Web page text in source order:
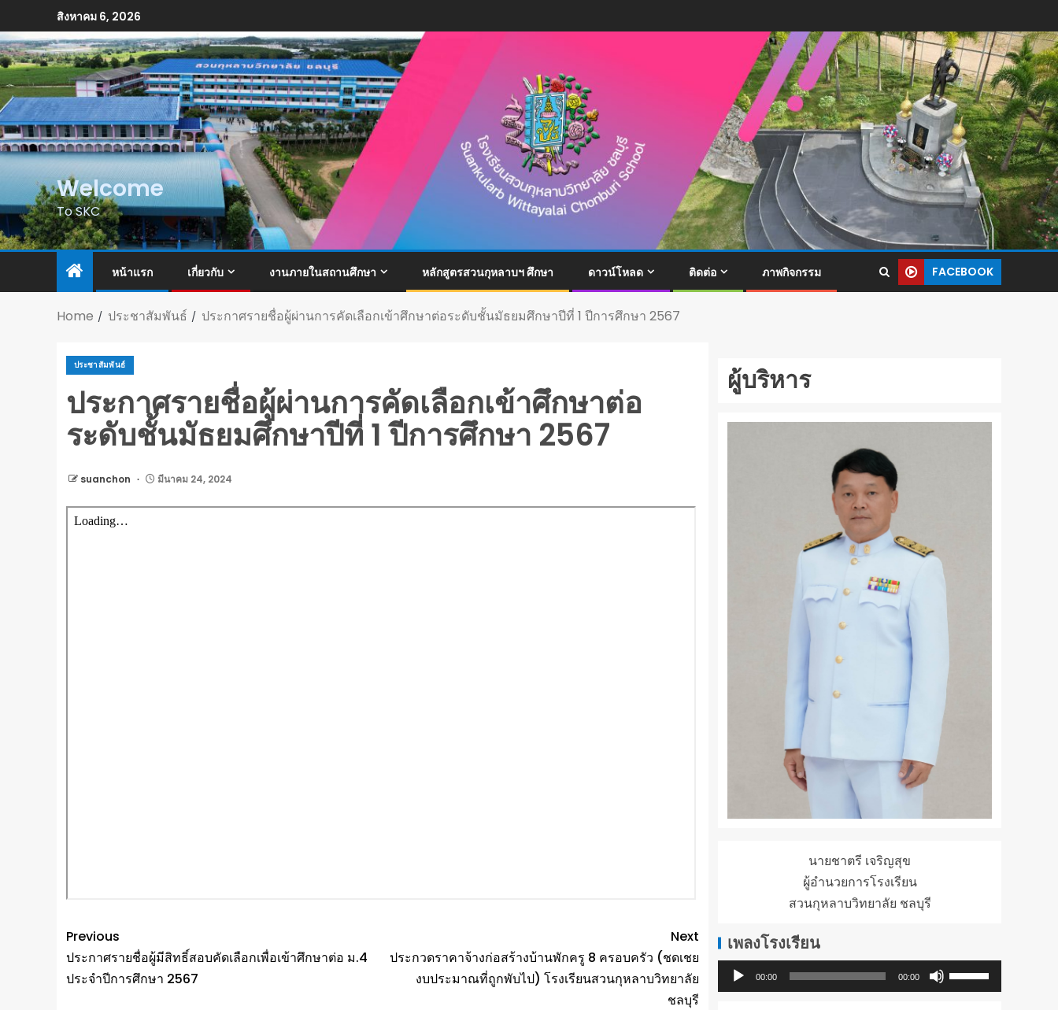
สิงหาคม 6, 2026
Welcome
To SKC
หน้าแรก เกี่ยวกับ งานภายในสถานศึกษา หลักสูตรสวนกุหลาบฯ ศึกษา ดาวน์โหลด ติดต่อ ภาพกิจกรรม FACEBOOK
Home ประชาสัมพันธ์ ประกาศรายชื่อผู้ผ่านการคัดเลือกเข้าศึกษาต่อระดับชั้นมัธยมศึกษาปีที่ 1 ปีการศึกษา 2567
ประชาสัมพันธ์
ประกาศรายชื่อผู้ผ่านการคัดเลือกเข้าศึกษาต่อ
ระดับชั้นมัธยมศึกษาปีที่ 1 ปีการศึกษา 2567
suanchon มีนาคม 24, 2024
Previous
ประกาศรายชื่อผู้มีสิทธิ์สอบคัดเลือกเพื่อเข้าศึกษาต่อ ม.4
ประจำปีการศึกษา 2567
Next
ประกวดราคาจ้างก่อสร้างบ้านพักครู 8 ครอบครัว (ชดเชย
งบประมาณที่ถูกพับไป) โรงเรียนสวนกุหลาบวิทยาลัย
ชลบุรี
ผู้บริหาร
นายชาตรี เจริญสุข
ผู้อำนวยการโรงเรียน
สวนกุหลาบวิทยาลัย ชลบุรี
เพลงโรงเรียน
ตัว
00:00 00:00
ใช้
ปุ่ม